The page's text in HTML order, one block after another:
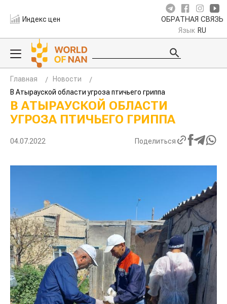
Индекс цен ОБРАТНАЯ СВЯЗЬ
Язык RU
Главная
Новости
В Атырауской области угроза птичьего гриппа
В АТЫРАУСКОЙ ОБЛАСТИ
УГРОЗА ПТИЧЬЕГО ГРИППА
04.07.2022 Поделиться